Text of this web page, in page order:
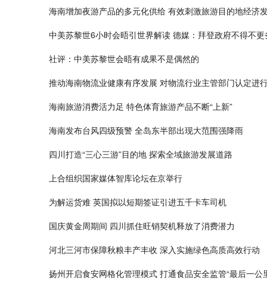
海南增加夜游产品的多元化供给 有效刺激旅游目的地经济
中美苏黎世6小时会晤引世界解读 德媒：拜登政府不得不更
社评：中美苏黎世会晤有成果不是偶然的
推动海南物流业健康有序发展 对物流行业主管部门认定进
海南旅游消费活力足 特色体育旅游产品不断“上新”
海南发布台风四级预警 全岛东半部出现大范围强降雨
四川打造“三心三游”目的地 探索全域旅游发展道路
上合组织国家媒体智库论坛在京举行
为解运货难 英国拟以短期签证引进五千卡车司机
国庆黄金周期间 四川抓住旺销契机释放了消费潜力
河北三河市保障秋粮丰产丰收 深入实施绿色高质高效行动
扬州开启食安网格化管理模式 打通食品安全监管“最后一公